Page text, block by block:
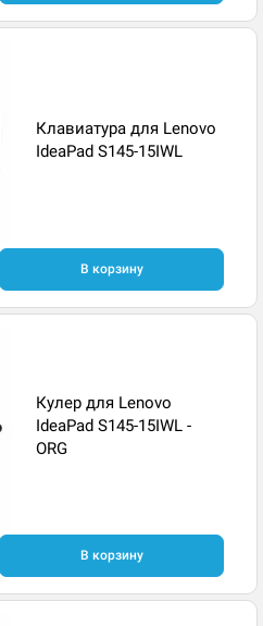
Клавиатура для Lenovo
IdeaPad S145-15IWL
В корзину
Кулер для Lenovo
IdeaPad S145-15IWL -
ORG
В корзину